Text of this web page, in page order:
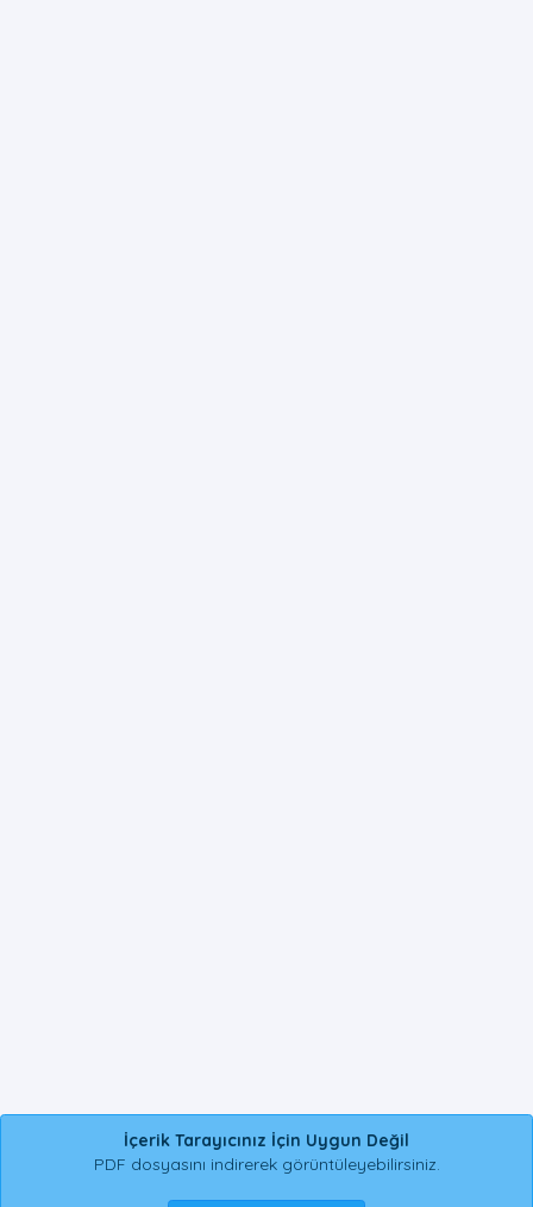
İçerik Tarayıcınız İçin Uygun Değil
PDF dosyasını indirerek görüntüleyebilirsiniz.